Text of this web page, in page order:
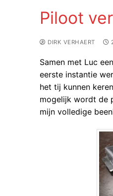
Piloot
DIRK VERHAERT
Samen met Luc
eerste instantie
het tij kunnen
mogelijk wordt de
mijn volledige